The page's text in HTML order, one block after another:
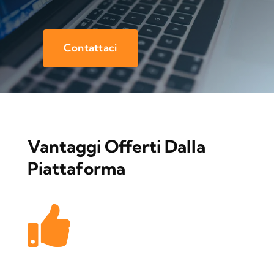
Contattaci
Vantaggi Offerti Dalla
Piattaforma